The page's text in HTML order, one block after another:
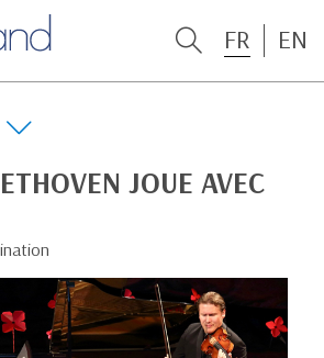
FR EN
JOUE AVEC